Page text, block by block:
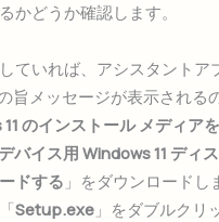
かどうか確認します。
ていれば、アシスタントア
旨メッセージが表示される
のインストール メディア
バイス用 Windows 11 ディ
ドする 」をダウンロードし
Setup.exe 」をダブルクリ